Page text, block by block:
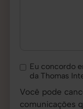
Eu concordo
da Thomas
Você pode
comunicações